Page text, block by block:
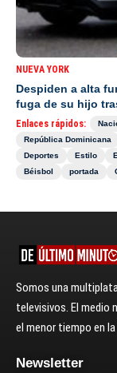
NUEVA YORK
Despiden a alta
fuga de su hijo
Enlaces rápidos:
República Dominicana
Deportes
Estilo
Béisbol
portada
Somos una
televisivos. El medio
el menor tiempo en
Newsletter